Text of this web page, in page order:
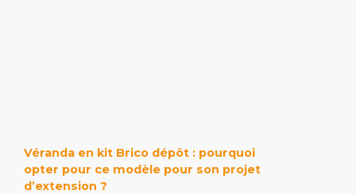
Véranda en kit Brico dépôt : pourquoi
opter pour ce modèle pour son projet
d’extension ?